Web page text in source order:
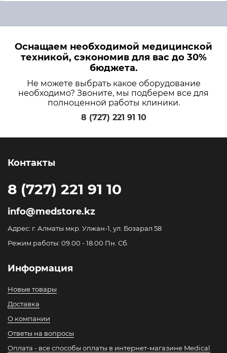
Оснащаем необходимой медицинской
техникой, сэкономив для вас до 30%
бюджета.
Не можете выбрать какое оборудование
необходимо? Звоните, мы подберем все для
полноценной работы клиники.
8 (727) 221 91 10
Контакты
8 (727) 221 91 10
info@medstore.kz
Адрес: г. Алматы мкр. Улжан-1, ул. Бозарал 58
Режим работы: 09.00 - 18.00 Пн. Сб.
Информация
Новые товары
Доставка
О компании
Ответы на вопросы
Оплата - все способы оплаты в интернет-магазине Medical